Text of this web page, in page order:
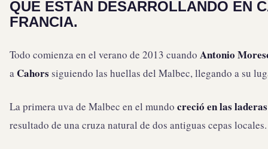
QUE ESTÁN DESARROLLANDO EN
FRANCIA.
Todo comienza en el verano de 2013 cuando Antonio
a Cahors siguiendo las huellas del Malbec, llegando a su
La primera uva de Malbec en el mundo creció en las
resultado de una cruza natural de dos antiguas cepas locales.